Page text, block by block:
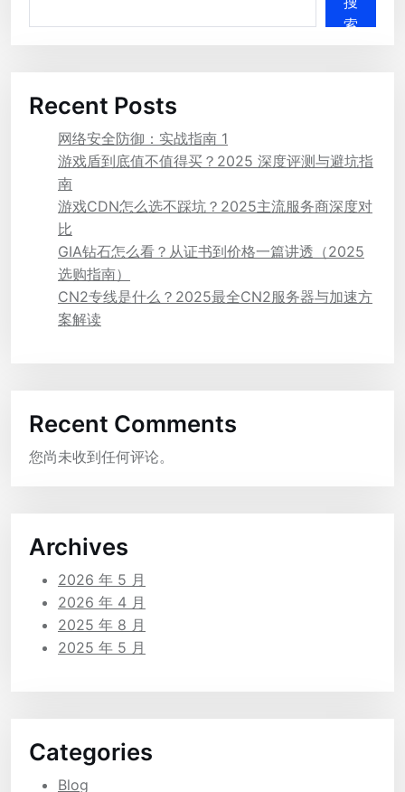
索
Recent Posts
网络安全防御：实战指南 1
游戏盾到底值不值得买？2025 深度评测与避坑指
南
游戏CDN怎么选不踩坑？2025主流服务商深度对
比
GIA钻石怎么看？从证书到价格一篇讲透（2025
选购指南）
CN2专线是什么？2025最全CN2服务器与加速方
案解读
Recent Comments
您尚未收到任何评论。
Archives
2026 年 5 月
2026 年 4 月
2025 年 8 月
2025 年 5 月
Categories
Blog